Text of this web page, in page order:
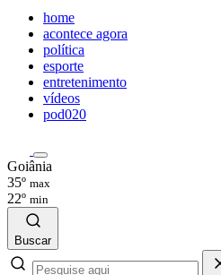
home
acontece agora
política
esporte
entretenimento
vídeos
pod020
Goiânia
35º max
22º min
Buscar